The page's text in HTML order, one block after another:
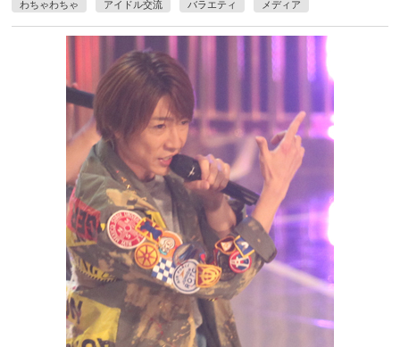
わちゃわちゃ アイドル交流 バラエティ メディア